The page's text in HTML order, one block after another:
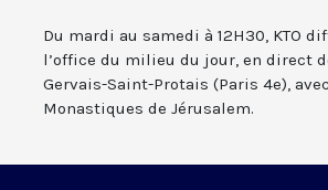
Du mardi au samedi à 12H30, KTO
l’office du milieu du jour, en direct
Gervais-Saint-Protais (Paris 4e),
Monastiques de Jérusalem.